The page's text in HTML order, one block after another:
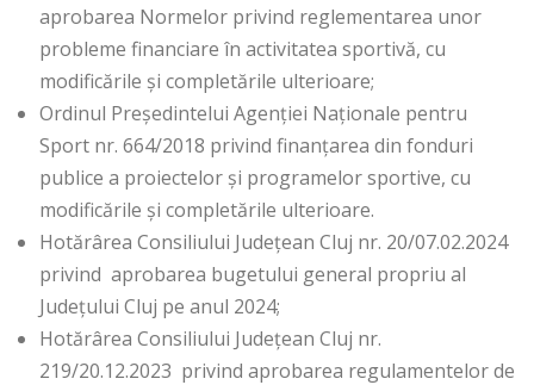
aprobarea Normelor privind reglementarea unor
probleme financiare în activitatea sportivă, cu
modificările şi completările ulterioare;
Ordinul Preşedintelui Agenţiei Naţionale pentru
Sport nr. 664/2018 privind finanţarea din fonduri
publice a proiectelor și programelor sportive, cu
modificările şi completările ulterioare.
Hotărârea Consiliului Județean Cluj nr. 20/07.02.2024
privind aprobarea bugetului general propriu al
Județului Cluj pe anul 2024;
Hotărârea Consiliului Județean Cluj nr.
219/20.12.2023 privind aprobarea regulamentelor de